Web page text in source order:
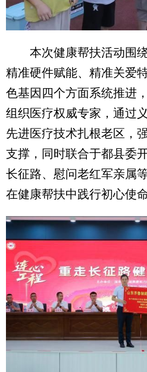
本次健康帮扶活动围绕
精准硬件赋能、精准关爱
色基因四个方面系统推进
组织医疗权威专家，通过
先进医疗技术扎根老区，
支撑，同时联合于都县委
长征路、慰问老红军亲属
在健康帮扶中践行初心使命